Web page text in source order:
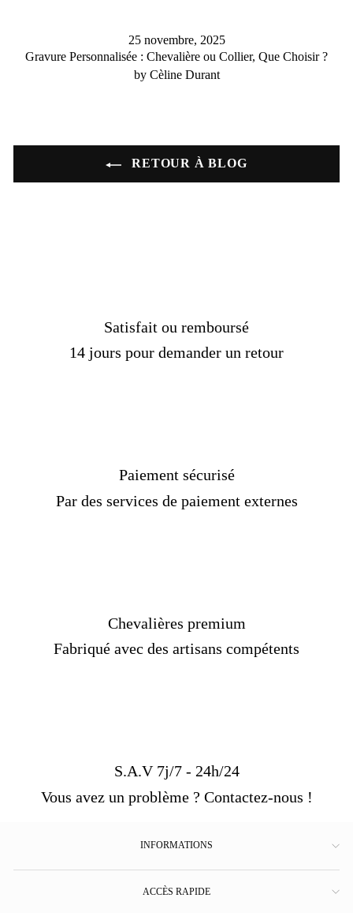
25 novembre, 2025
Gravure Personnalisée : Chevalière ou Collier, Que Choisir ?
by Cèline Durant
RETOUR À BLOG
Satisfait ou remboursé
14 jours pour demander un retour
Paiement sécurisé
Par des services de paiement externes
Chevalières premium
Fabriqué avec des artisans compétents
S.A.V 7j/7 - 24h/24
Vous avez un problème ? Contactez-nous !
INFORMATIONS
ACCÈS RAPIDE